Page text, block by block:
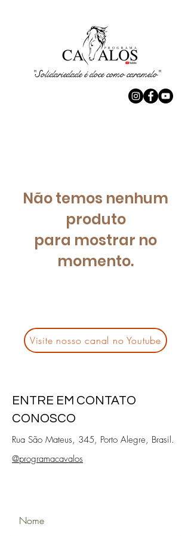
"Solidariedade é doce como caramelo"
Não temos nenhum
produto
para mostrar no
momento.
Visite nosso canal no Youtube
ENTRE EM CONTATO
CONOSCO
Rua São Mateus, 345, Porto Alegre, Brasil.
@programacavalos